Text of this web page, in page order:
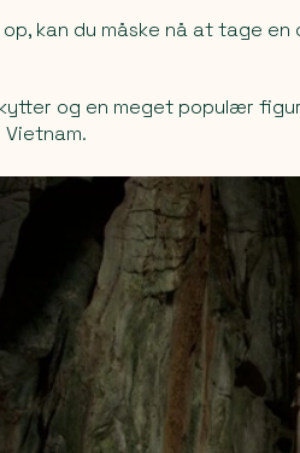
kan du måske nå at tage
og en meget populær